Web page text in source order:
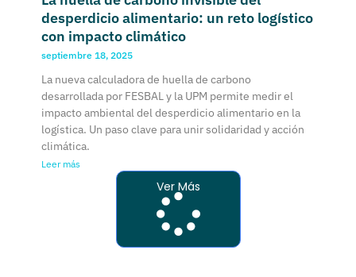
desperdicio alimentario: un reto logístico
con impacto climático
septiembre 18, 2025
La nueva calculadora de huella de carbono
desarrollada por FESBAL y la UPM permite medir el
impacto ambiental del desperdicio alimentario en la
logística. Un paso clave para unir solidaridad y acción
climática.
Leer más
Ver Más